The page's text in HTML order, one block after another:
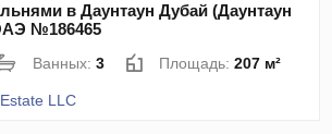
в Даунтаун Дубай (Даунтаун
№186465
Ванных:3 Площадь:207 м²
LLC